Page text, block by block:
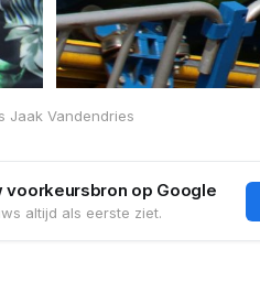
Jaak Vandendries
voorkeursbron op Google
altijd als eerste ziet.